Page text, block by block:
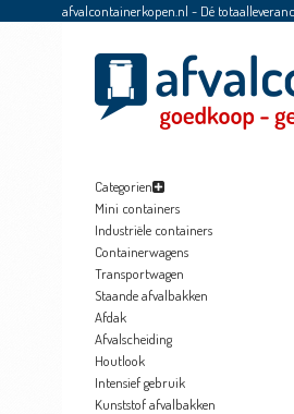
afvalcontainerkopen.nl - Dé
Categorien
Mini containers
Industriële containers
Containerwagens
Transportwagen
Staande afvalbakken
Afdak
Afvalscheiding
Houtlook
Intensief gebruik
Kunststof afvalbakken